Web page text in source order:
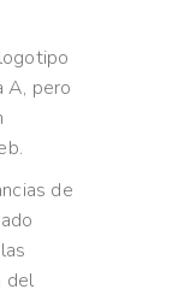
A, pero
de
del